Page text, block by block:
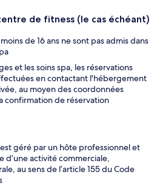
de fitness (le cas échéant)
de 16 ans ne sont pas admis dans
et les soins spa, les réservations
en contactant l'hébergement
au moyen des coordonnées
confirmation de réservation
géré par un hôte professionnel et
d’une activité commerciale,
au sens de l’article 155 du Code